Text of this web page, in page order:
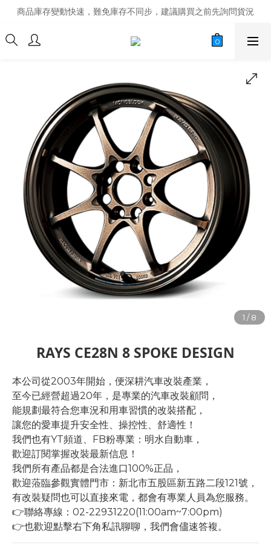
商品庫存變動快速，難免庫存不同步，建議購買之前先詢問貨況
商品庫存變動快速，難免庫存不同步，建議購買之前先詢問貨況
經營超過20年的改裝老字號，安全有保障
RAYS CE28N 8 SPOKE DESIGN
本公司從2003年開始，便深耕汽車改裝產業，
至今已經營超過20年，是專業的汽車改裝顧問，
能規劃最符合您車況和用車習慣的改裝搭配，
讓您的愛車提升安全性、操控性、舒適性！
我們也有YT頻道、FB粉專業：明水自動車，
歡迎訂閱掌握改裝最新信息！
我們所有產品都是合法進口100%正品，
歡迎蒞臨參觀實體門市：新北市五股區新五路二段121號，
有改裝疑問也可以直接來電，都會有專業人員為您服務。
👉聯絡專線：02-22931220(11:00am~7:00pm)
👉也歡迎點擊右下角私訊聊聊，我們會儘速答複。